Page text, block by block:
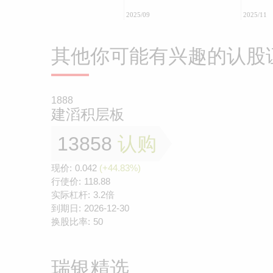
2025/09 2025/11
其他你可能有兴趣的认股
1888
建滔积层板
13858 认购
现价: 0.042 (+44.83%)
行使价: 118.88
实际杠杆: 3.2倍
到期日: 2026-12-30
换股比率: 50
瑞银精选